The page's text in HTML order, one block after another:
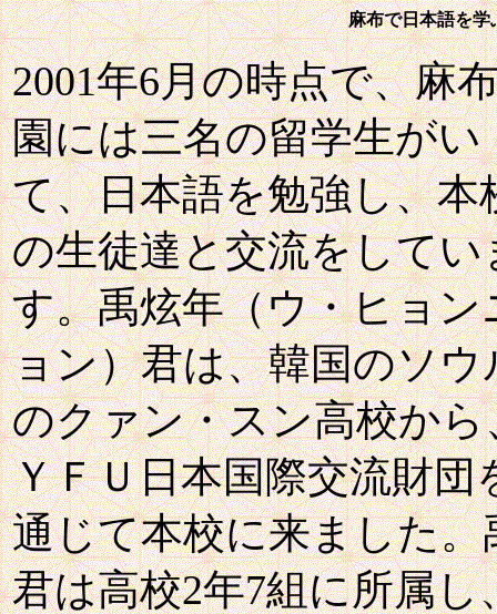
麻布で日本語を学
2001年6月の時点で、麻
園には三名の留学生がい
て、日本語を勉強し、本
の生徒達と交流をしてい
す。禹炫年（ウ・ヒョン
ョン）君は、韓国のソウ
のクァン・スン高校から
ＹＦＵ日本国際交流財団
通じて本校に来ました。
君は高校2年7組に所属し